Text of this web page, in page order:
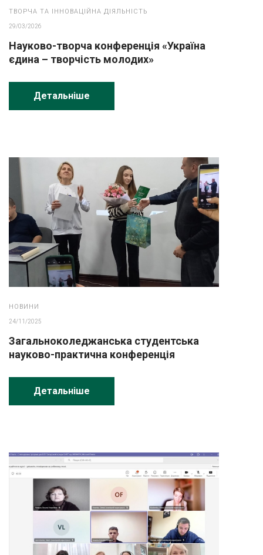
ТВОРЧА ТА ІННОВАЦІЙНА ДІЯЛЬНІСТЬ
29/03/2026
Науково-творча конференція «Україна
єдина – творчість молодих»
Детальніше
НОВИНИ
24/11/2025
Загальноколеджанська студентська
науково-практична конференція
Детальніше